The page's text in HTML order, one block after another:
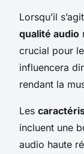
Lorsqu’il
qualité audio
crucial pour
influencera
rendant la
Les
incluent une
audio haute